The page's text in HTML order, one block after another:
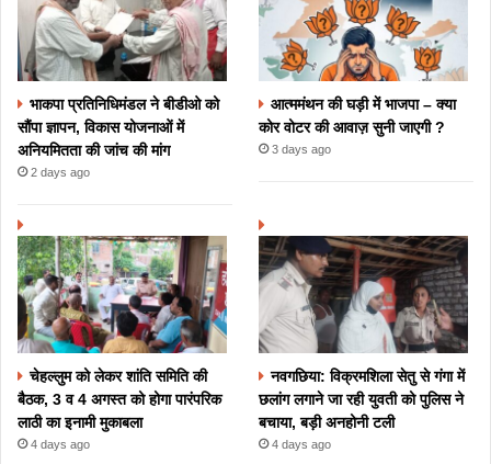
भाकपा प्रतिनिधिमंडल ने बीडीओ को
सौंपा ज्ञापन, विकास योजनाओं में
अनियमितता की जांच की मांग
2 days ago
आत्ममंथन की घड़ी में भाजपा – क्या
कोर वोटर की आवाज़ सुनी जाएगी ?
3 days ago
चेहल्लुम को लेकर शांति समिति की
बैठक, 3 व 4 अगस्त को होगा पारंपरिक
लाठी का इनामी मुकाबला
4 days ago
नवगछिया: विक्रमशिला सेतु से गंगा में
छलांग लगाने जा रही युवती को पुलिस ने
बचाया, बड़ी अनहोनी टली
4 days ago